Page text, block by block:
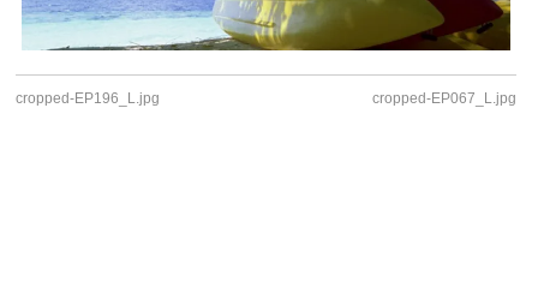
cropped-EP196_L.jpg cropped-EP067_L.jpg